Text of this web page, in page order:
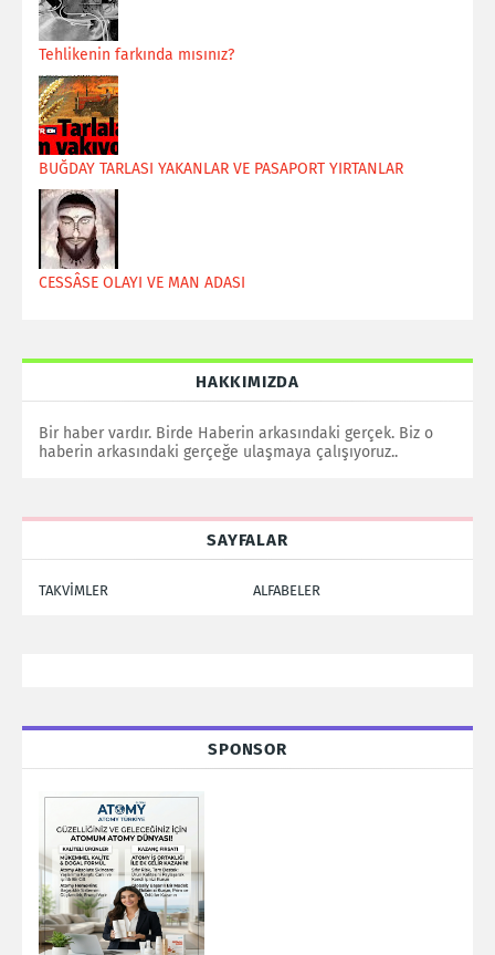
Tehlikenin farkında mısınız?
BUĞDAY TARLASI YAKANLAR VE PASAPORT YIRTANLAR
CESSÂSE OLAYI VE MAN ADASI
HAKKIMIZDA
Bir haber vardır. Birde Haberin arkasındaki gerçek. Biz o
haberin arkasındaki gerçeğe ulaşmaya çalışıyoruz..
SAYFALAR
TAKVİMLER ALFABELER
SPONSOR